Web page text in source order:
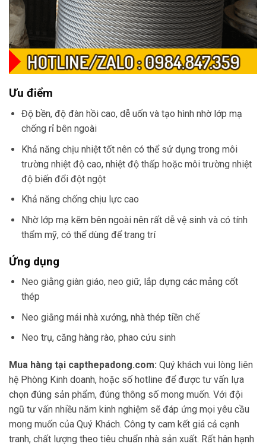
Ưu điểm
Độ bền, độ đàn hồi cao, dễ uốn và tạo hình nhờ lớp mạ
chống rỉ bên ngoài
Khả năng chịu nhiệt tốt nên có thể sử dụng trong môi
trường nhiệt độ cao, nhiệt độ thấp hoặc môi trường nhiệt
độ biến đổi đột ngột
Khả năng chống chịu lực cao
Nhờ lớp mạ kẽm bên ngoài nên rất dễ vệ sinh và có tính
thẩm mỹ, có thể dùng để trang trí
Ứng dụng
Neo giằng giàn giáo, neo giữ, lắp dựng các mảng cốt
thép
Neo giằng mái nhà xưởng, nhà thép tiền chế
Neo trụ, căng hàng rào, phao cứu sinh
Mua hàng tại capthepadong.com: Quý khách vui lòng liên
hệ Phòng Kinh doanh, hoặc số hotline để được tư vấn lựa
chọn đúng sản phẩm, đúng thông số mong muốn. Với đội
ngũ tư vấn nhiều năm kinh nghiệm sẽ đáp ứng mọi yêu cầu
mong muốn của Quý Khách. Công ty cam kết giá cả cạnh
tranh, chất lượng theo tiêu chuẩn nhà sản xuất. Rất hân hạnh